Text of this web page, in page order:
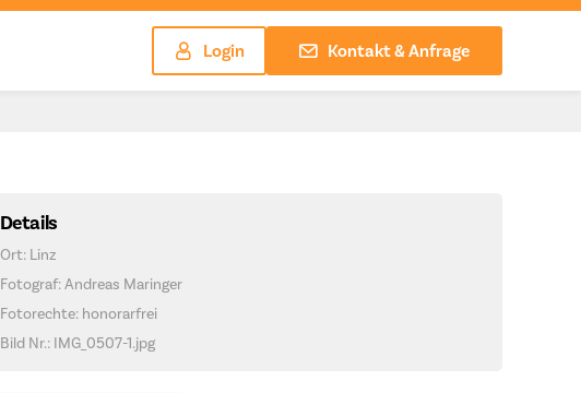
Login Kontakt & Anfrage
Details
Ort: Linz
Fotograf: Andreas Maringer
Fotorechte: honorarfrei
Bild Nr.: IMG_0507-1.jpg